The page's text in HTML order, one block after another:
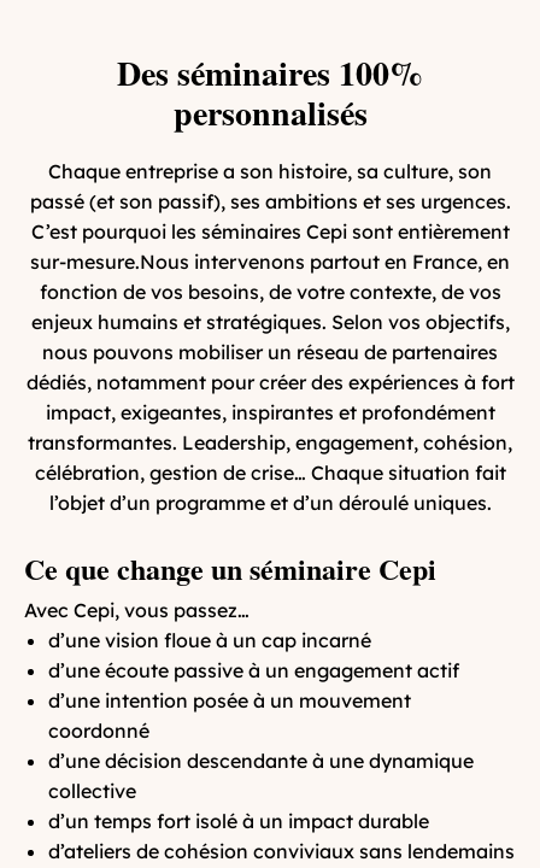
Des séminaires 100%
personnalisés
Chaque entreprise a son histoire, sa culture, son
passé (et son passif), ses ambitions et ses urgences.
C’est pourquoi les séminaires Cepi sont entièrement
sur-mesure.Nous intervenons partout en France, en
fonction de vos besoins, de votre contexte, de vos
enjeux humains et stratégiques. Selon vos objectifs,
nous pouvons mobiliser un réseau de partenaires
dédiés, notamment pour créer des expériences à fort
impact, exigeantes, inspirantes et profondément
transformantes. Leadership, engagement, cohésion,
célébration, gestion de crise… Chaque situation fait
l’objet d’un programme et d’un déroulé uniques.
Ce que change un séminaire Cepi
Avec Cepi, vous passez…
d’une vision floue à un cap incarné
d’une écoute passive à un engagement actif
d’une intention posée à un mouvement
coordonné
d’une décision descendante à une dynamique
collective
d’un temps fort isolé à un impact durable
d’ateliers de cohésion conviviaux sans lendemains